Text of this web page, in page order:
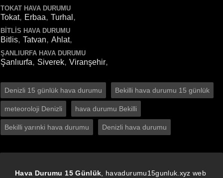
TOKAT HAVA DURUMU
Tokat, Erbaa, Turhal ,
BITLIS HAVA DURUMU
Bitlis, Tatvan, Ahlat,
ŞANLIURFA HAVA DURUMU
Şanlıurfa, Siverek, Viranşehir,
Denizli 15 günlük hava durumu Bekilli hava durumu 15 günlük
meteoroloji Denizli hava durumu Bekilli
Bekilli yarınki hava durumu Denizli hava durumu
Hava Durumu 15 Günlük , havadurumu15gunluk.xyz web